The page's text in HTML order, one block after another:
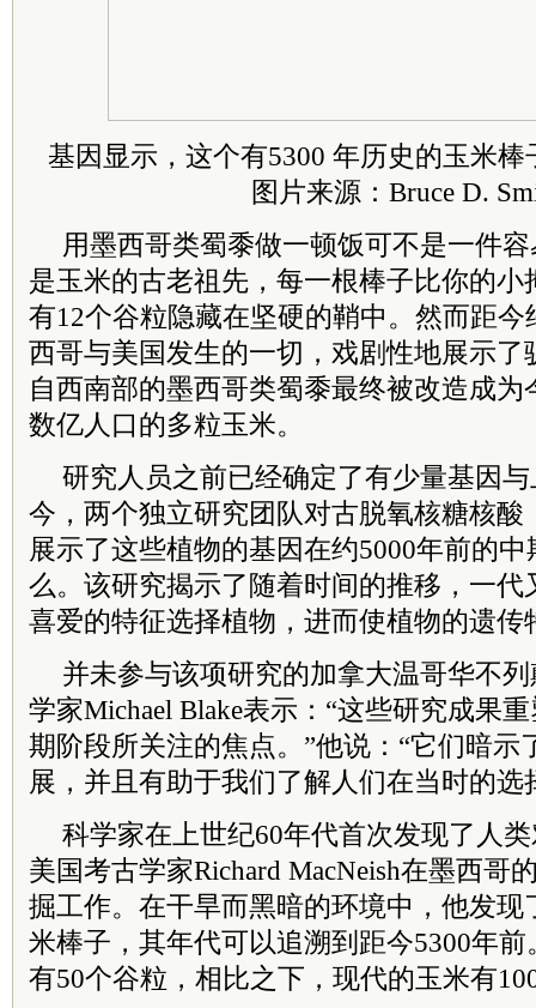
基因显示，这个有5300 年历史的玉米
图片来源：Bruce D.
用墨西哥类蜀黍做一顿饭可不是一件
是玉米的古老祖先，每一根棒子比你的小
有12个谷粒隐藏在坚硬的鞘中。然而距今
西哥与美国发生的一切，戏剧性地展示了
自西南部的墨西哥类蜀黍最终被改造成
数亿人口的多粒玉米。
研究人员之前已经确定了有少量基因
今，两个独立研究团队对古脱氧核糖核
展示了这些植物的基因在约5000年前的
么。该研究揭示了随着时间的推移，一代
喜爱的特征选择植物，进而使植物的遗传
并未参与该项研究的加拿大温哥华不
学家Michael Blake表示：“这些研究成果
期阶段所关注的焦点。”他说：“它们暗示
展，并且有助于我们了解人们在当时的选
科学家在上世纪60年代首次发现了人
美国考古学家Richard MacNeish在墨西哥
掘工作。在干旱而黑暗的环境中，他发现
米棒子，其年代可以追溯到距今5300年
有50个谷粒，相比之下，现代的玉米有